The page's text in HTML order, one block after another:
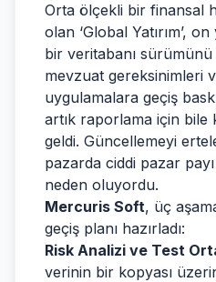
Orta ölçekli bir finansal
olan ‘Global Yatırım’,
bir veritabanı
mevzuat gereksinimleri
uygulamalara geçiş
artık raporlama için bile
geldi. Güncellemeyi
pazarda ciddi pazar
neden oluyordu.
Mercuris Soft, üç
geçiş planı hazırladı:
Risk Analizi ve Test
verinin bir kopyası